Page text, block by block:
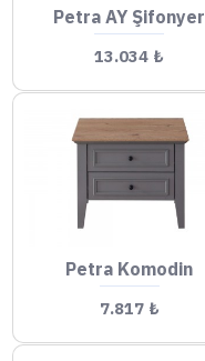
Petra AY Şifonyer
13.034 ₺
Petra Komodin
7.817 ₺